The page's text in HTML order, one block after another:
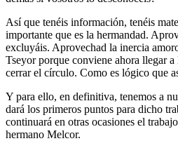
Así que tenéis información, tenéis
importante que es la hermandad.
excluyáis. Aprovechad la inercia
Tseyor porque conviene ahora llegar
cerrar el círculo. Como es lógico que
Y para ello, en definitiva, tenemos a
dará los primeros puntos para dicho
continuará en otras ocasiones el
hermano Melcor.